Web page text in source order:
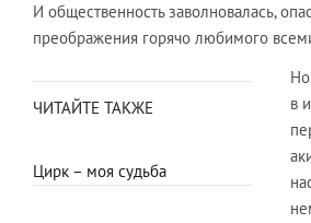
И общественность заволновалась,
преображения горячо любимого
ЧИТАЙТЕ ТАКЖЕ
Цирк – моя судьба
в